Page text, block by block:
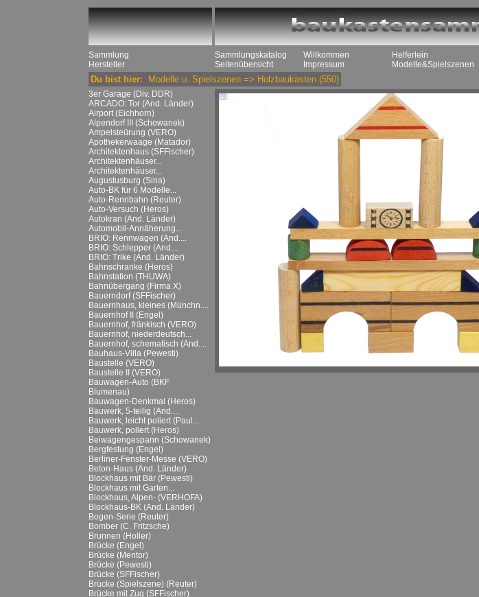
Sammlung
Hersteller
Sammlungskatalog
Seitenübersicht
Willkommen
Impressum
Helferlein
Modelle&Spielszenen
Du bist hier: Modelle u. Spielszenen => Holzbaukasten (550)
3er Garage (Div. DDR)
ARCADO: Tor (And. Länder)
Airport (Eichhorn)
Alpendorf III (Schowanek)
Ampelsteürung (VERO)
Apothekerwaage (Matador)
Architektenhaus (SFFischer)
Architektenhäuser...
Architektenhäuser...
Augustusburg (Sina)
Auto-BK für 6 Modelle...
Auto-Rennbahn (Reuter)
Auto-Versuch (Heros)
Autokran (And. Länder)
Automobil-Annäherung...
BRIO: Rennwagen (And....
BRIO: Schlepper (And....
BRIO: Trike (And. Länder)
Bahnschranke (Heros)
Bahnstation (THUWA)
Bahnübergang (Firma X)
Bauerndorf (SFFischer)
Bauernhaus, kleines (Münchn....
Bauernhof II (Engel)
Bauernhof, fränkisch (VERO)
Bauernhof, niederdeutsch...
Bauernhof, schematisch (And....
Bauhaus-Villa (Pewesti)
Baustelle (VERO)
Baustelle II (VERO)
Bauwagen-Auto (BKF
Blumenau)
Bauwagen-Denkmal (Heros)
Bauwerk, 5-teilig (And....
Bauwerk, leicht poliert (Paul...
Bauwerk, poliert (Heros)
Beiwagengespann (Schowanek)
Bergfestung (Engel)
Berliner-Fenster-Messe (VERO)
Beton-Haus (And. Länder)
Blockhaus mit Bär (Pewesti)
Blockhaus mit Garten...
Blockhaus, Alpen- (VERHOFA)
Blockhaus-BK (And. Länder)
Bogen-Serie (Reuter)
Bomber (C. Fritzsche)
Brunnen (Holler)
Brücke (Engel)
Brücke (Mentor)
Brücke (Pewesti)
Brücke (SFFischer)
Brücke (Spielszene) (Reuter)
Brücke mit Zug (SFFischer)